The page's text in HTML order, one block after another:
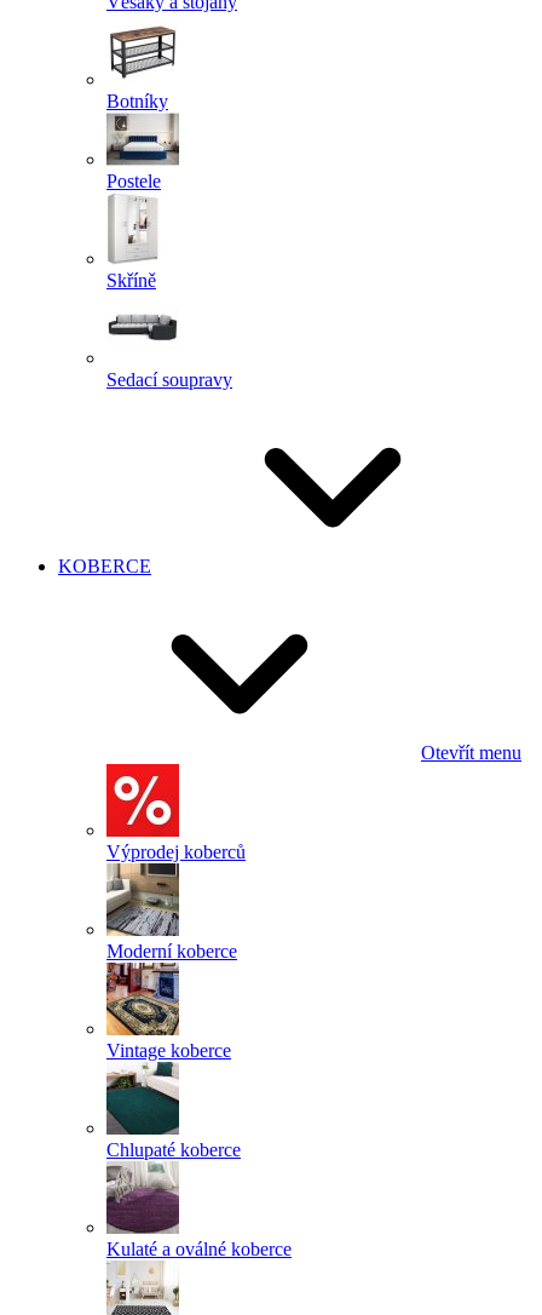
Botníky
Postele
Skříně
Sedací soupravy
KOBERCE
Otevřít menu
Výprodej koberců
Moderní koberce
Vintage koberce
Chlupaté koberce
Kulaté a oválné koberce